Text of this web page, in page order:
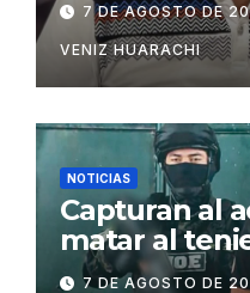
7 DE AGOSTO DE
VENIZ HUARACHI
NOTICIAS
Capturan al
matar al
San Matías
7 DE AGOSTO DE